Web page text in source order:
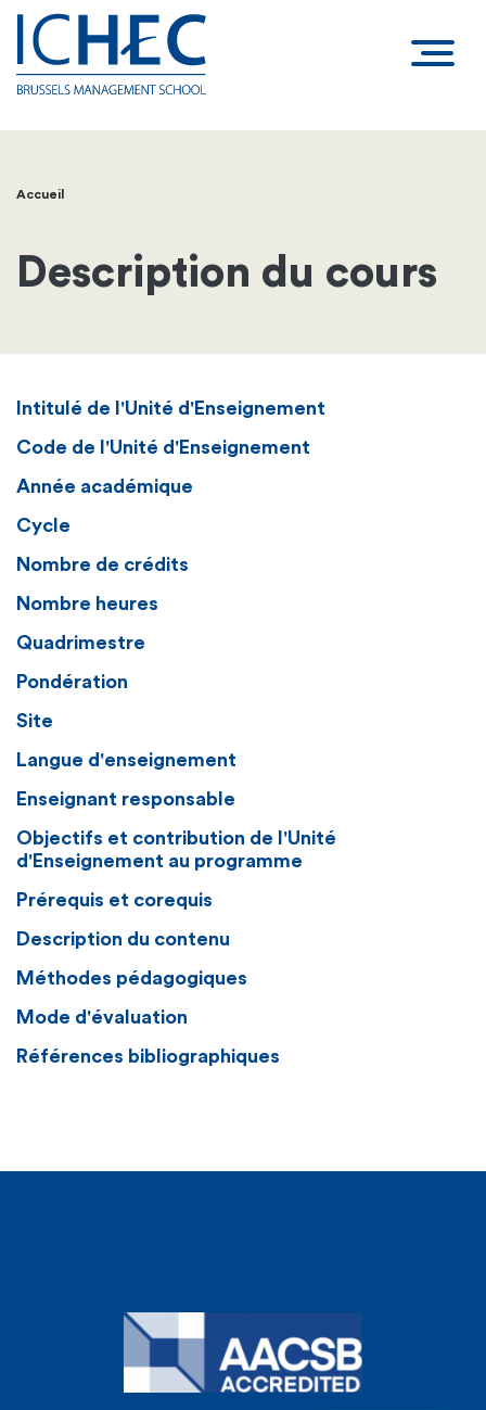
Fil
d'Ariane
Accueil
Description du cours
Intitulé de l'Unité d'Enseignement
Code de l'Unité d'Enseignement
Année académique
Cycle
Nombre de crédits
Nombre heures
Quadrimestre
Pondération
Site
Langue d'enseignement
Enseignant responsable
Objectifs et contribution de l'Unité
d'Enseignement au programme
Prérequis et corequis
Description du contenu
Méthodes pédagogiques
Mode d'évaluation
Références bibliographiques